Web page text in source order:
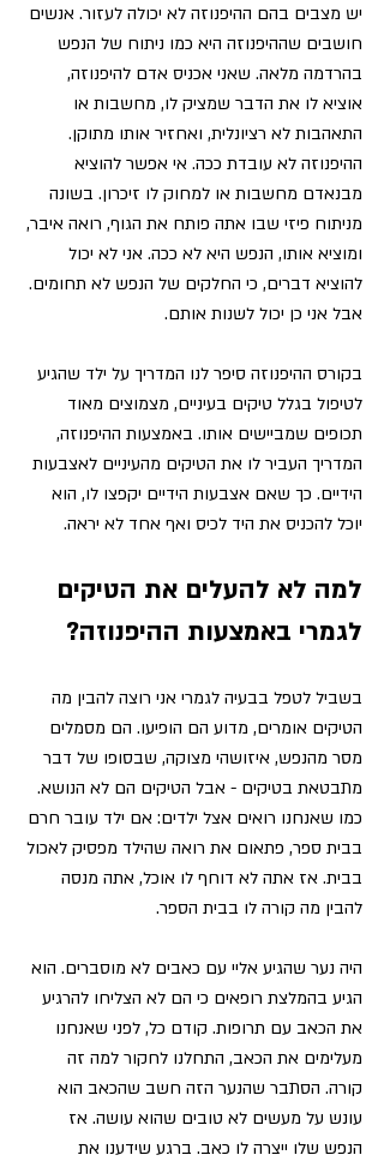
יש מצבים בהם ההיפנוזה לא יכולה לעזור. אנשים
חושבים שההיפנוזה היא כמו ניתוח של הנפש
בהרדמה מלאה. שאני אכניס אדם להיפנוזה,
אוציא לו את הדבר שמציק לו, מחשבות או
התאהבות לא רציונלית, ואחזיר אותו מתוקן.
ההיפנוזה לא עובדת ככה. אי אפשר להוציא
מבנאדם מחשבות או למחוק לו זיכרון. בשונה
מניתוח פיזי שבו אתה פותח את הגוף, רואה איבר,
ומוציא אותו, הנפש היא לא ככה. אני לא יכול
להוציא דברים, כי החלקים של הנפש לא תחומים.
אבל אני כן יכול לשנות אותם.
בקורס ההיפנוזה סיפר לנו המדריך על ילד שהגיע
לטיפול בגלל טיקים בעיניים, מצמוצים מאוד
תכופים שמביישים אותו. באמצעות ההיפנוזה,
המדריך העביר לו את הטיקים מהעיניים לאצבעות
הידיים. כך שאם אצבעות הידיים יקפצו לו, הוא
יוכל להכניס את היד לכיס ואף אחד לא יראה.
למה לא להעלים את הטיקים
לגמרי באמצעות ההיפנוזה?
בשביל לטפל בבעיה לגמרי אני רוצה להבין מה
הטיקים אומרים, מדוע הם הופיעו. הם מסמלים
מסר מהנפש, איזושהי מצוקה, שבסופו של דבר
מתבטאת בטיקים - אבל הטיקים הם לא הנושא.
כמו שאנחנו רואים אצל ילדים: אם ילד עובר חרם
בבית ספר, פתאום את רואה שהילד מפסיק לאכול
בבית. אז אתה לא דוחף לו אוכל, אתה מנסה
להבין מה קורה לו בבית הספר.
היה נער שהגיע אליי עם כאבים לא מוסברים. הוא
הגיע בהמלצת רופאים כי הם לא הצליחו להרגיע
את הכאב עם תרופות. קודם כל, לפני שאנחנו
מעלימים את הכאב, התחלנו לחקור למה זה
קורה. הסתבר שהנער הזה חשב שהכאב הוא
עונש על מעשים לא טובים שהוא עושה. אז
הנפש שלו ייצרה לו כאב. ברגע שידענו את